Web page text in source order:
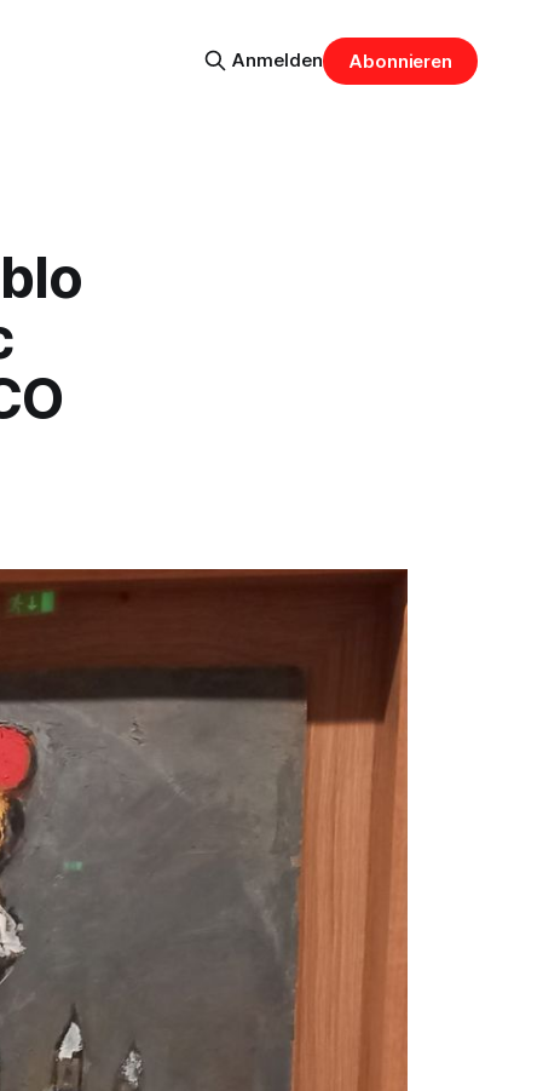
Anmelden Abonnieren